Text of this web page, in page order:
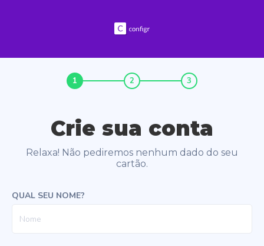
1 2 3
Crie sua conta
Relaxa! Não pediremos nenhum dado do seu
cartão.
QUAL SEU NOME?